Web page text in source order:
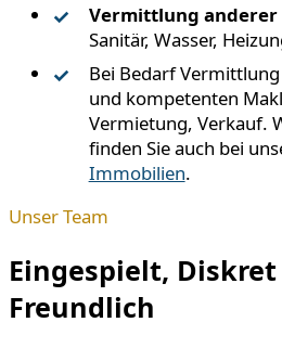
Vermittlung anderer
Sanitär, Wasser,
Bei Bedarf
und kompetenten
Vermietung, Verkauf.
finden Sie auch bei
Immobilien.
Unser Team
Eingespielt,
Freundlich